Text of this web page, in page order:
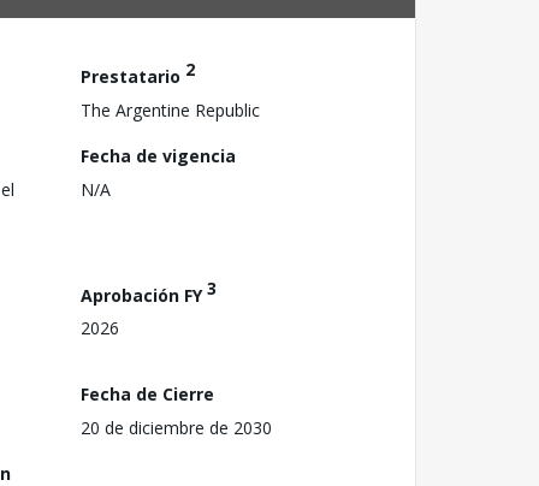
Prestatario 2
The Argentine Republic
Fecha de vigencia
N/A
Aprobación FY3
2026
Fecha de Cierre
20 de diciembre de 2030